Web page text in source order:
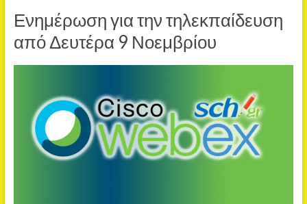
Ενημέρωση για την τηλεκπαίδευση
από Δευτέρα 9 Νοεμβρίου